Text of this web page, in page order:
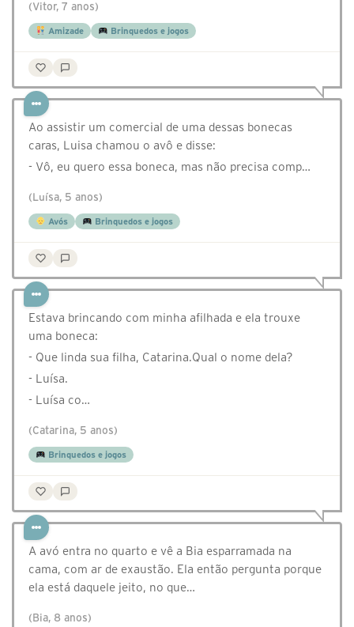
(Vitor, 7 anos)
Amizade Brinquedos e jogos
Ao assistir um comercial de uma dessas bonecas
caras, Luisa chamou o avô e disse:
- Vô, eu quero essa boneca, mas não precisa comp…
(Luísa, 5 anos)
Avós Brinquedos e jogos
Estava brincando com minha afilhada e ela trouxe
uma boneca:
- Que linda sua filha, Catarina.Qual o nome dela?
- Luísa.
- Luísa co…
(Catarina, 5 anos)
Brinquedos e jogos
A avó entra no quarto e vê a Bia esparramada na
cama, com ar de exaustão. Ela então pergunta porque
ela está daquele jeito, no que…
(Bia, 8 anos)